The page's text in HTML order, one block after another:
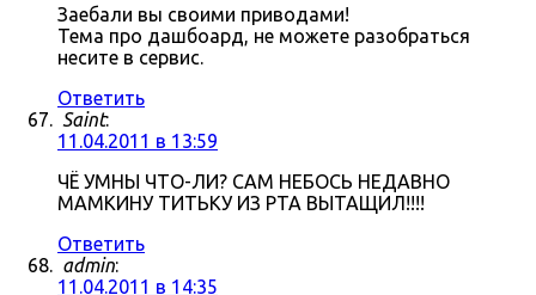
Заебали вы своими приводами!
Тема про дашбоард, не можете разобраться
несите в сервис.
Ответить
Saint:
11.04.2011 в 13:59
ЧЁ УМНЫ ЧТО-ЛИ? САМ НЕБОСЬ НЕДАВНО
МАМКИНУ ТИТЬКУ ИЗ РТА ВЫТАЩИЛ!!!!
Ответить
admin:
11.04.2011 в 14:35